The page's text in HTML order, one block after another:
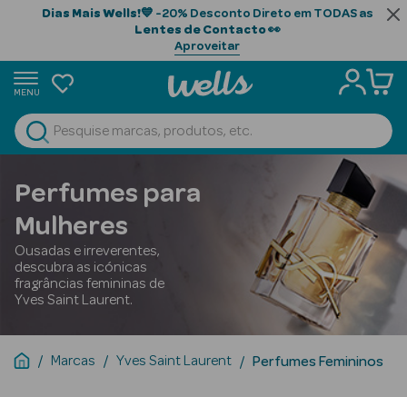
Dias Mais Wells!💙 -20% Desconto Direto em TODAS as
Lentes de Contacto👀
Aproveitar
MENU
Ver Tudo
Beauty Season
Cabelo
Profissional
Beauty Season
Beauty Season
Perfumes para
Mulheres
Ousadas e irreverentes,
descubra as icónicas
fragrâncias femininas de
Yves Saint Laurent.
Marcas Yves Saint Laurent Perfumes Femininos